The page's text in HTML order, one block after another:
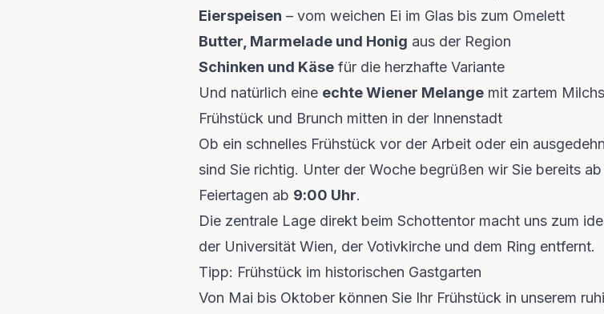
Eierspeisen – vom weichen Ei im Glas bis zum Omelett
Butter, Marmelade und Honig aus der Region
Schinken und Käse für die herzhafte Variante
Und natürlich eine echte Wiener Melange mit zartem
Frühstück und Brunch mitten in der Innenstadt
Ob ein schnelles Frühstück vor der Arbeit oder ein
sind Sie richtig. Unter der Woche begrüßen wir Sie bereits ab
Feiertagen ab 9:00 Uhr.
Die zentrale Lage direkt beim Schottentor macht uns zum
der Universität Wien, der Votivkirche und dem Ring entfernt.
Tipp: Frühstück im historischen Gastgarten
Von Mai bis Oktober können Sie Ihr Frühstück in unserem